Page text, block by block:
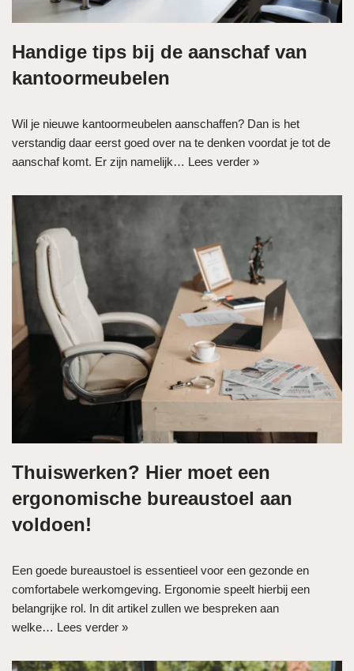
Handige tips bij de aanschaf van
kantoormeubelen
Wil je nieuwe kantoormeubelen aanschaffen? Dan is het
verstandig daar eerst goed over na te denken voordat je tot de
aanschaf komt. Er zijn namelijk… Lees verder »
Thuiswerken? Hier moet een
ergonomische bureaustoel aan
voldoen!
Een goede bureaustoel is essentieel voor een gezonde en
comfortabele werkomgeving. Ergonomie speelt hierbij een
belangrijke rol. In dit artikel zullen we bespreken aan
welke… Lees verder »